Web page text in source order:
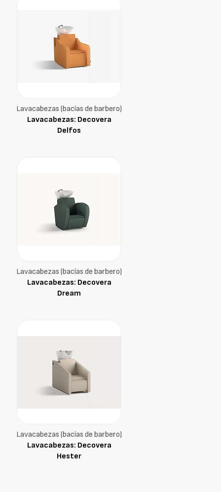
Lavacabezas (bacías de barbero)
Lavacabezas: Decovera
Delfos
Lavacabezas (bacías de barbero)
Lavacabezas: Decovera
Dream
Lavacabezas (bacías de barbero)
Lavacabezas: Decovera
Hester